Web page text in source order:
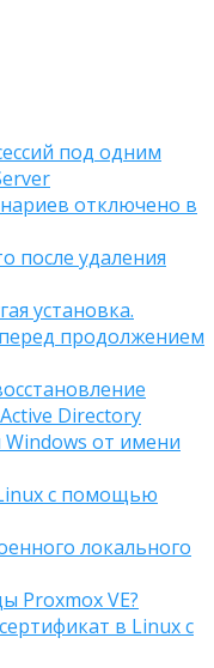
под одним
отключено в
после удаления
установка.
продолжением
Directory
Windows от имени
с помощью
локального
Proxmox VE?
в Linux с